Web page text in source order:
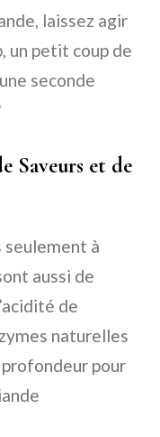
laissez agir
un petit coup de
seconde
Saveurs et de
seulement à
aussi de
de
naturelles
pour